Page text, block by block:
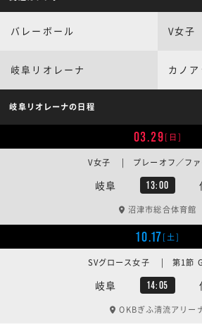
バレーボール V女子
岐阜リオレーナ カノ
岐阜リオレーナの日程
03.29[日]
岐阜 13:00
V女子 | プレーオフ／ファ
沼津市総合体育館
10.17[土]
岐阜 14:05
SVグロース女子 | 第1節
OKBぎふ清流アリー